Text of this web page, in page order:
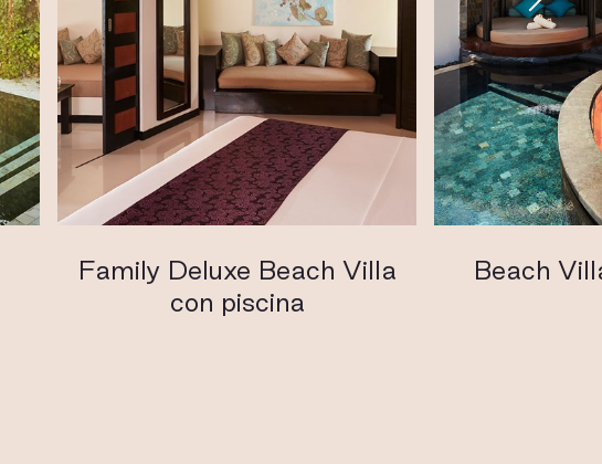
Family Deluxe Beach Villa
con piscina
Beach